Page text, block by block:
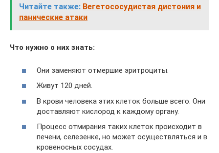
Читайте также: Вегетососудистая дистония и
панические атаки
Что нужно о них знать:
Они заменяют отмершие эритроциты.
Живут 120 дней.
В крови человека этих клеток больше всего. Они
доставляют кислород к каждому органу.
Процесс отмирания таких клеток происходит в
печени, селезенке, но может осуществляться и в
кровеносных сосудах.